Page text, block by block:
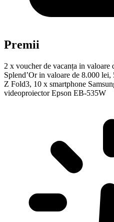
Premii
2 x voucher de vacanța in
Splend’Or in valoare de 8.000
Z Fold3, 10 x smartphone
videoproiector Epson EB-535W